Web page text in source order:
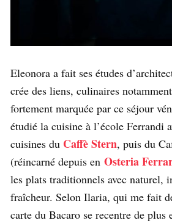
Eleonora a fait ses études
crée des liens, culinaires
fortement marquée par ce séjour
étudié la cuisine à l’école Ferrandi
cuisines du Caffè Stern, puis du
(réincarné depuis en Osteria
les plats traditionnels avec naturel,
fraîcheur. Selon Ilaria, qui me fait
carte du Bacaro se recentre de plus